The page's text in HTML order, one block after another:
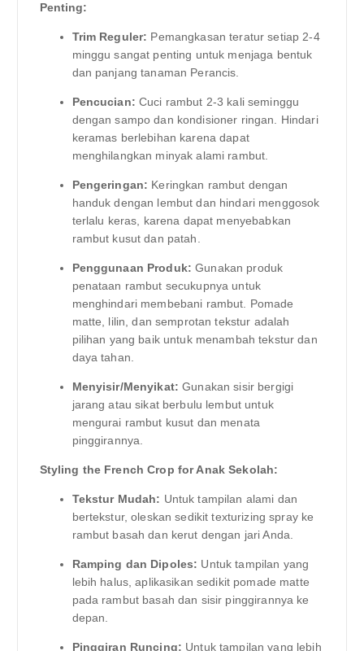
Penting:
Trim Reguler: Pemangkasan teratur setiap 2-4
minggu sangat penting untuk menjaga bentuk
dan panjang tanaman Perancis.
Pencucian: Cuci rambut 2-3 kali seminggu
dengan sampo dan kondisioner ringan. Hindari
keramas berlebihan karena dapat
menghilangkan minyak alami rambut.
Pengeringan: Keringkan rambut dengan
handuk dengan lembut dan hindari menggosok
terlalu keras, karena dapat menyebabkan
rambut kusut dan patah.
Penggunaan Produk: Gunakan produk
penataan rambut secukupnya untuk
menghindari membebani rambut. Pomade
matte, lilin, dan semprotan tekstur adalah
pilihan yang baik untuk menambah tekstur dan
daya tahan.
Menyisir/Menyikat: Gunakan sisir bergigi
jarang atau sikat berbulu lembut untuk
mengurai rambut kusut dan menata
pinggirannya.
Styling the French Crop for Anak Sekolah:
Tekstur Mudah: Untuk tampilan alami dan
bertekstur, oleskan sedikit texturizing spray ke
rambut basah dan kerut dengan jari Anda.
Ramping dan Dipoles: Untuk tampilan yang
lebih halus, aplikasikan sedikit pomade matte
pada rambut basah dan sisir pinggirannya ke
depan.
Pinggiran Runcing: Untuk tampilan yang lebih